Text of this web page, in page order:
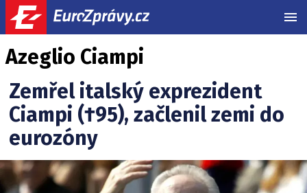
Azeglio Ciampi
Zemřel italský exprezident
Ciampi (†95), začlenil zemi do
eurozóny